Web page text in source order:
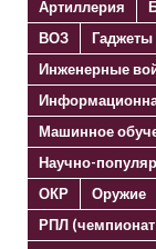
Артиллерия
ВОЗ
Гаджеты
Инженерные
Машинное
Научно-
ОКР
Оружие
РПЛ